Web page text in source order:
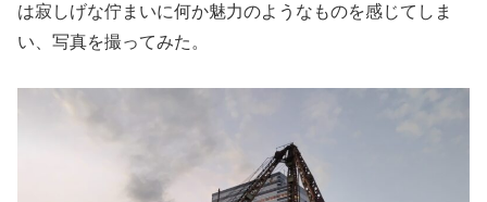
は寂しげな佇まいに何か魅力のようなものを感じてしま
い、写真を撮ってみた。